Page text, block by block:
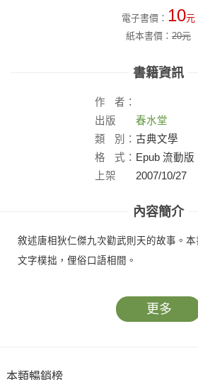
電子書價： 10元
紙本書價： 20元
書籍資訊
作
者：
出版
社：
春水堂
類
別： 古典文學
格
式： Epub 流動版
上架
2007/10/27
內容簡介
敘述唐相狄仁傑九次勸武則天的故事。本
文字樸拙，俚俗口語相間。
更多
本類暢銷榜